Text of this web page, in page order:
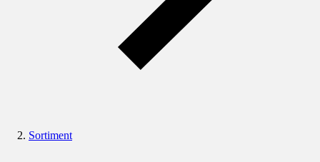
Sortiment